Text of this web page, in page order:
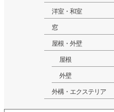
洋室・和室
窓
屋根・外壁
屋根
外壁
外構・エクステリア